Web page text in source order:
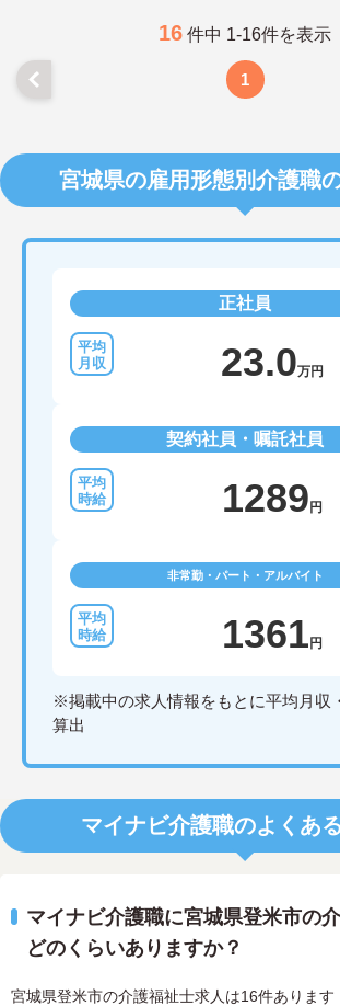
16 件中 1-16件を表示
1
宮城県の雇用形態別介護職
正社員
23.0万円
契約社員・嘱託社員
1289円
非常勤・パート・アルバイト
1361円
※掲載中の求人情報をもとに平均月収
算出
マイナビ介護職のよくあ
マイナビ介護職に宮城県登米市の
どのくらいありますか？
宮城県登米市の介護福祉士求人は16件あります